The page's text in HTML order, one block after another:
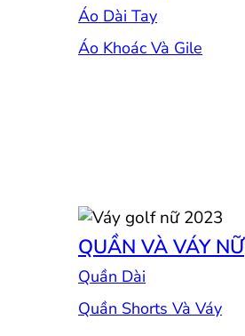
Áo Dài Tay
Áo Khoác Và Gile
QUẦN VÀ VÁY NỮ
Quần Dài
Quần Shorts Và Váy